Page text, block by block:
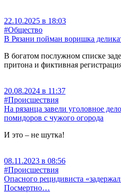
22.10.2025 в 18:03
#Общество
В Рязани пойман воришка
В богатом послужном списке
притона и фиктивная
20.08.2024 в 11:37
#Происшествия
На рязанца завели уголовное
помидоров с чужого огорода
И это – не шутка!
08.11.2023 в 08:56
#Происшествия
Опасного рецидивиста
Посмертно…